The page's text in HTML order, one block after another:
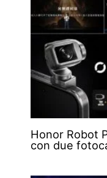
Honor Robot
con due